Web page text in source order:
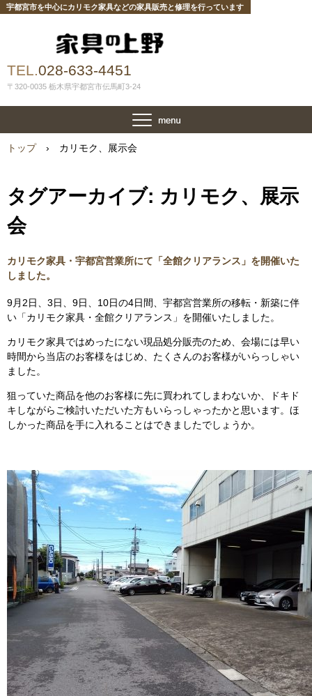
宇都宮市を中心にカリモク家具などの家具販売と修理を行っています
TEL.028-633-4451
〒320-0035 栃木県宇都宮市伝馬町3-24
トップ › カリモク、展示会
タグアーカイブ: カリモク、展示
会
カリモク家具・宇都宮営業所にて「全館クリアランス」を開催いた
しました。
9月2日、3日、9日、10日の4日間、宇都宮営業所の移転・新築に伴
い「カリモク家具・全館クリアランス」を開催いたしました。
カリモク家具ではめったにない現品処分販売のため、会場には早い
時間から当店のお客様をはじめ、たくさんのお客様がいらっしゃい
ました。
狙っていた商品を他のお客様に先に買われてしまわないか、ドキド
キしながらご検討いただいた方もいらっしゃったかと思います。ほ
しかった商品を手に入れることはできましたでしょうか。